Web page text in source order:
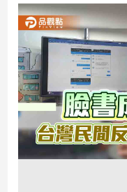
產
經/
股
市
房
地
品